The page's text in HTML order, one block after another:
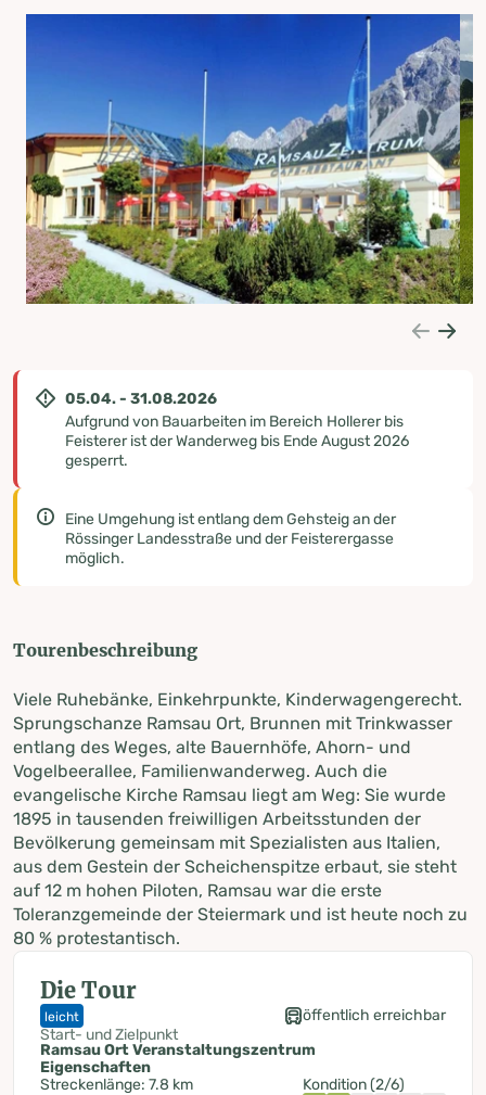
05.04. - 31.08.2026
Aufgrund von Bauarbeiten im Bereich Hollerer bis
Feisterer ist der Wanderweg bis Ende August 2026
gesperrt.
Eine Umgehung ist entlang dem Gehsteig an der
Rössinger Landesstraße und der Feisterergasse
möglich.
Tourenbeschreibung
Viele Ruhebänke, Einkehrpunkte, Kinderwagengerecht.
Sprungschanze Ramsau Ort, Brunnen mit Trinkwasser
entlang des Weges, alte Bauernhöfe, Ahorn- und
Vogelbeerallee, Familienwanderweg. Auch die
evangelische Kirche Ramsau liegt am Weg: Sie wurde
1895 in tausenden freiwilligen Arbeitsstunden der
Bevölkerung gemeinsam mit Spezialisten aus Italien,
aus dem Gestein der Scheichenspitze erbaut, sie steht
auf 12 m hohen Piloten, Ramsau war die erste
Toleranzgemeinde der Steiermark und ist heute noch zu
80 % protestantisch.
Die Tour
leicht
öffentlich erreichbar
Start- und Zielpunkt
Ramsau Ort Veranstaltungszentrum
Eigenschaften
Streckenlänge: 7.8 km
Kondition (2/6)